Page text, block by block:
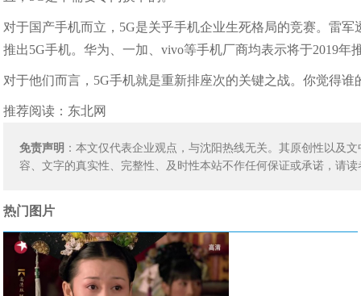
对于国产手机而立，5G是关乎手机企业生死格局的竞赛。雷
推出5G手机。华为、一加、vivo等手机厂商均表示将于2019年
对于他们而言，5G手机就是重新排座次的关键之战。你觉得谁
推荐阅读： 东北网
免责声明 ：本文仅代表企业观点，与沈阳热线无关。其原创性以及
容、文字的真实性、完整性、及时性本站不作任何保证或承诺，请
热门图片